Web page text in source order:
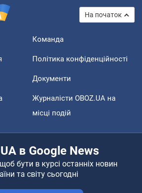
На початок
Команда
Політика конфіденційності
Документи
Журналісти OBOZ.UA на
місці подій
в Google News
бути в курсі останніх новин
та світу сьогодні